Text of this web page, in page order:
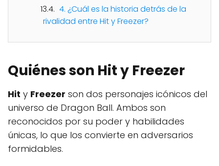
4. ¿Cuál es la historia detrás de la
rivalidad entre Hit y Freezer?
Quiénes son Hit y Freezer
Hit y Freezer son dos personajes icónicos del
universo de Dragon Ball. Ambos son
reconocidos por su poder y habilidades
únicas, lo que los convierte en adversarios
formidables.